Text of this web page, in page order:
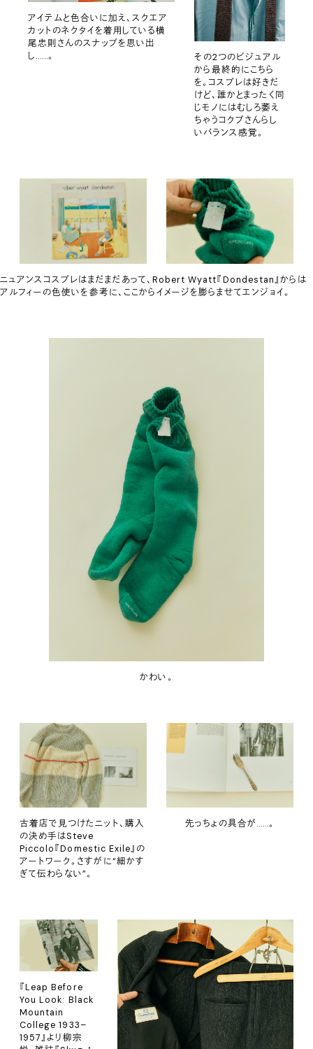
アイテムと色合いに加え、スクエア
カットのネクタイを着用している横
尾忠則さんのスナップを思い出
し……。
その2つのビジュアル
から最終的にこちら
を。コスプレは好きだ
けど、誰かとまったく同
じモノにはむしろ萎え
ちゃうコクブさんらし
いバランス感覚。
ニュアンスコスプレはまだまだあって、Robert Wyatt『Dondestan』からは
アルフィーの色使いを参考に、ここからイメージを膨らませてエンジョイ。
かわい。
古着店で見つけたニット、購入
の決め手はSteve
Piccolo『Domestic Exile』の
アートワーク。さすがに“細かす
ぎて伝わらない”。
先っちょの具合が……。
『Leap Before
You Look: Black
Mountain
College 1933–
1957』より柳宗